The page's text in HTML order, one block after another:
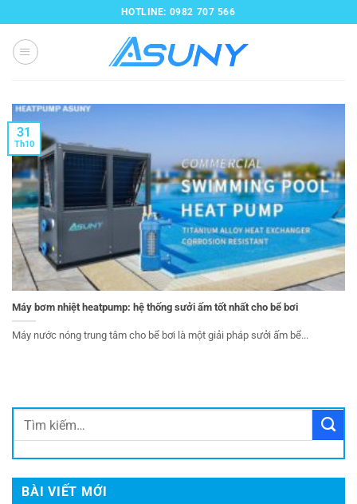
qua
nội
dung
HOTLINE: 0982 707 566
Máy bơm nhiệt heatpump: hệ thống sưởi ấm tốt nhất cho bể bơi
Máy nước nóng trung tâm cho bể bơi là một giải pháp sưởi ấm bể...
31
Th10
BÀI VIẾT MỚI